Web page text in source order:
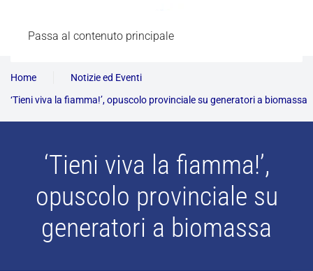
Passa al contenuto principale
Home
Notizie ed Eventi
‘Tieni viva la fiamma!’, opuscolo provinciale su generatori a biomassa
‘Tieni viva la fiamma!’,
opuscolo provinciale su
generatori a biomassa